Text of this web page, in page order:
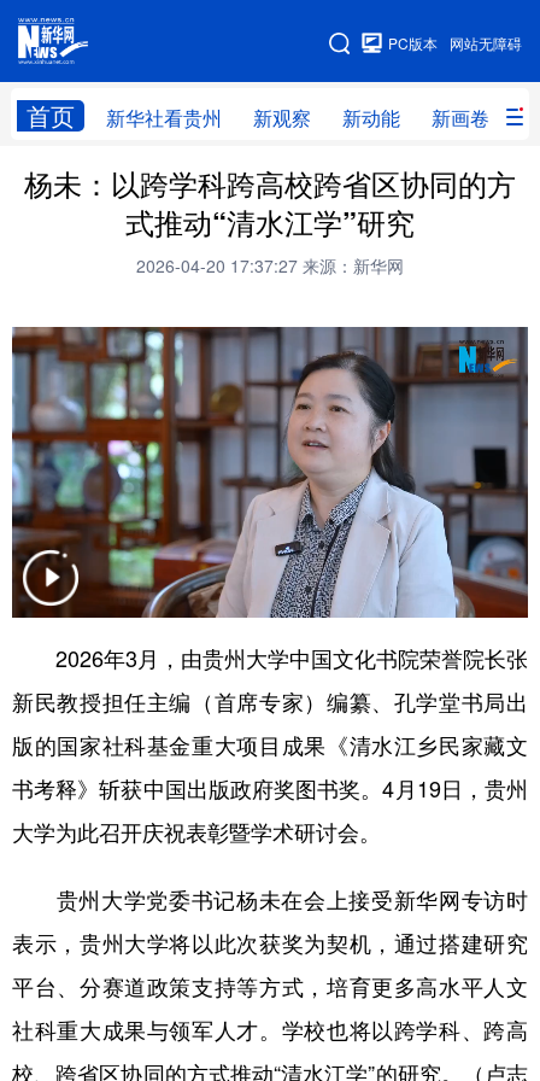
网站无障碍
PC版本
首页 新华社看贵州 新观察 新动能 新画卷
网站地图
新华社看贵州 新观察 新动能 新画卷
贵州领导 人事
直播
畅游贵州 数字贵州 律动贵州 健康贵州
光影贵州 部门之窗 县区直达 企业速递
融媒联播 贵阳 遵义
六盘水 毕节 铜仁 黔东南
黔南 黔西南
辽宁 吉林 上海 江苏
浙江 安徽 福建 江西
山东 河南 湖北
广东 广西 海南 重庆
四川 贵州 云南 西藏
陕西 甘肃 青海 宁夏
新疆 内蒙古 黑龙江
杨未：以跨学科跨高校跨省区协同的方
式推动“清水江学”研究
2026-04-20 17:37:27 来源：新华网
2026年3月，由贵州大学中国文化书院荣誉院长张
新民教授担任主编（首席专家）编纂、孔学堂书局出
版的国家社科基金重大项目成果《清水江乡民家藏文
书考释》斩获中国出版政府奖图书奖。4月19日，贵州
大学为此召开庆祝表彰暨学术研讨会。
贵州大学党委书记杨未在会上接受新华网专访时
表示，贵州大学将以此次获奖为契机，通过搭建研究
平台、分赛道政策支持等方式，培育更多高水平人文
社科重大成果与领军人才。学校也将以跨学科、跨高
校、跨省区协同的方式推动“清水江学”的研究。（卢志